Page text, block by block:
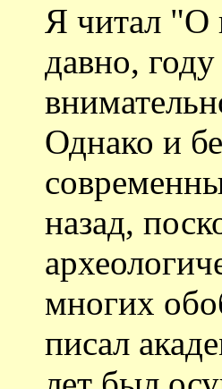
Я читал "О
давно,
Однако и
назад,
многих
писал